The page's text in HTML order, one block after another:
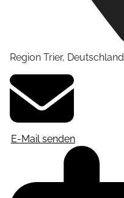
Region Trier, Deutschland
E-Mail senden